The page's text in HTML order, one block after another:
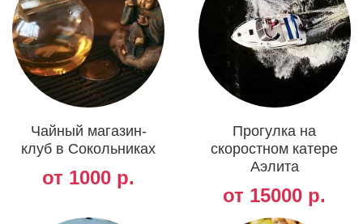
Чайный магазин-
клуб в Сокольниках
от 1000 р.
Прогулка на
скоростном катере
Аэлита
от 15000 р.